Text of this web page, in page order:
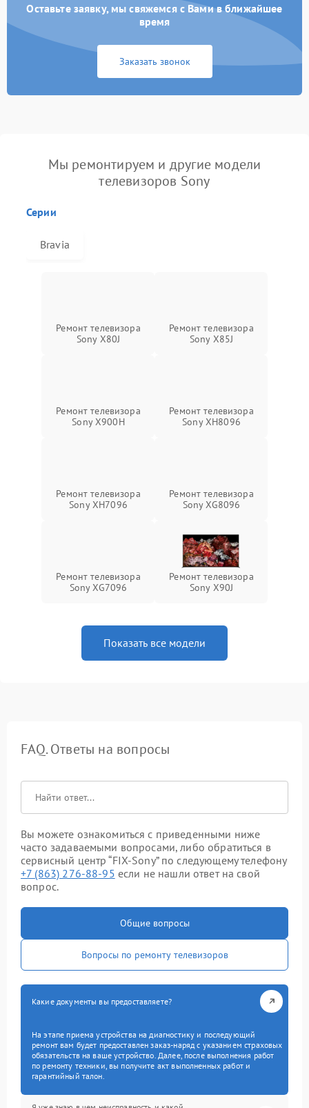
Оставьте заявку, мы свяжемся с Вами в ближайшее
время
Заказать звонок
Мы ремонтируем и другие модели
телевизоров Sony
Серии
Bravia
Ремонт телевизора
Sony X80J
Ремонт телевизора
Sony X85J
Ремонт телевизора
Sony X900H
Ремонт телевизора
Sony XH8096
Ремонт телевизора
Sony XH7096
Ремонт телевизора
Sony XG8096
Ремонт телевизора
Sony XG7096
Ремонт телевизора
Sony X90J
Показать все модели
FAQ. Ответы на вопросы
Вы можете ознакомиться с приведенными ниже
часто задаваемыми вопросами, либо обратиться в
сервисный центр “FIX-Sony” по следующему телефону
+7 (863) 276-88-95 если не нашли ответ на свой
вопрос.
Общие вопросы
Вопросы по ремонту телевизоров
Какие документы вы предоставляете?
На этапе приема устройства на диагностику и последующий
ремонт вам будет предоставлен заказ-наряд с указанием страховых
обязательств на ваше устройство. Далее, после выполнения работ
по ремонту техники, вы получите акт выполненных работ и
гарантийный талон.